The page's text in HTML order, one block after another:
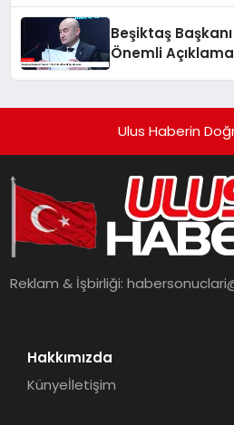
Beşiktaş
Önemli
Ulus Haberin
Reklam & İşbirliği:
Hakkımızda
Künyeİletişim